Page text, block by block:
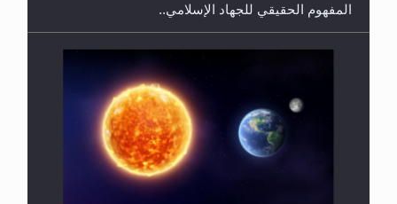
المفهوم الحقيقي للجهاد الإسلامي..